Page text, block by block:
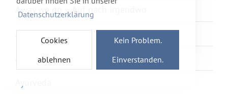
Datenschutzerklärung
Cookies
ablehnen
Kein Problem.
Einverstanden.
Away we go – Auf nach Irgendwo
Axolotl Overkill